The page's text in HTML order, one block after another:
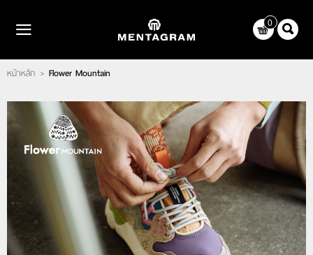
ไทย
WISHLIST
หน้าหลัก
แบรนด์
ตัวแทนจำหน่าย
เกี่ยวกับเรา
ติดต่อเรา
0
หน้าหลัก > Flower Mountain